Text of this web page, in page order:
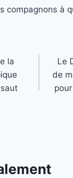
compagnons à
la
Le
de